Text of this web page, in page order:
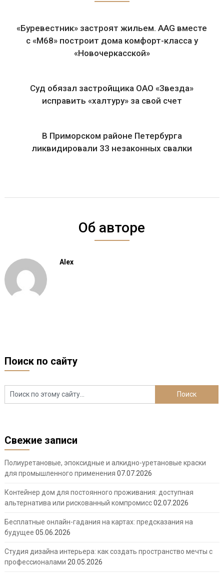
«Буревестник» застроят жильем. AAG вместе
с «М68» построит дома комфорт-класса у
«Новочеркасской»
Суд обязал застройщика ОАО «Звезда»
исправить «халтуру» за свой счет
В Приморском районе Петербурга
ликвидировали 33 незаконных свалки
Об авторе
Alex
Поиск по сайту
Свежие записи
Полиуретановые, эпоксидные и алкидно-уретановые краски
для промышленного применения 07.07.2026
Контейнер дом для постоянного проживания: доступная
альтернатива или рискованный компромисс02.07.2026
Бесплатные онлайн-гадания на картах: предсказания на
будущее 05.06.2026
Студия дизайна интерьера: как создать пространство мечты с
профессионалами 20.05.2026